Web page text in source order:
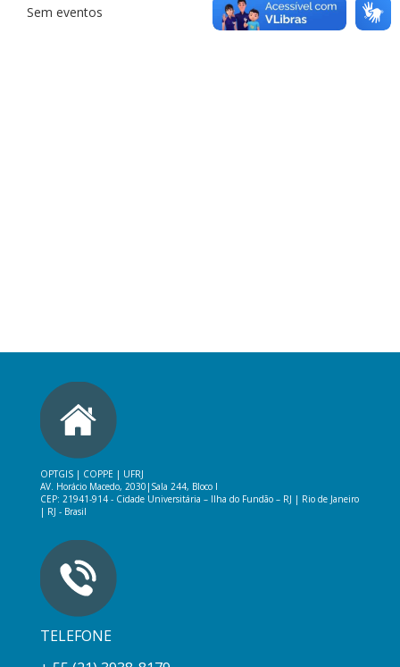
Sem eventos
OPTGIS | COPPE | UFRJ
AV. Horácio Macedo, 2030| Sala 244, Bloco I
CEP: 21941-914 - Cidade Universitária – Ilha do Fundão – RJ | Rio de Janeiro
| RJ - Brasil
TELEFONE